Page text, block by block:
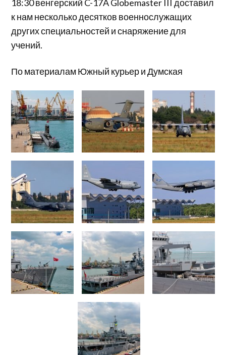
18:30 венгерский C-17A Globemaster III доставил
к нам несколько десятков военнослужащих
других специальностей и снаряжение для
учений.
По материалам Южный курьер и Думская